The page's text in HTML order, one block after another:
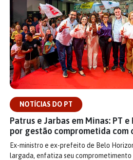
NOTÍCIAS DO PT
Patrus e Jarbas em Minas: PT e
por gestão comprometida com
Ex-ministro e ex-prefeito de Belo
largada, enfatiza seu